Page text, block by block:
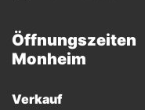
Öffnungszeiten
Monheim
Verkauf